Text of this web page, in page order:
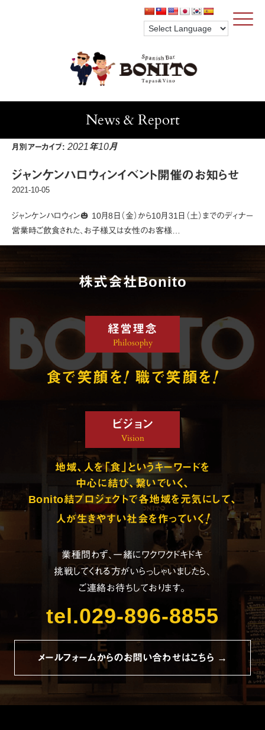
Click
News & Report
月別アーカイブ: 2021年10月
ジャンケンハロウィンイベント開催のお知らせ
2021-10-05
ジャンケンハロウィン🎃 10月8日（金）から10月31日（土）までのディナー
営業時ご飲食された、お子様又は女性のお客様…
株式会社Bonito
経営理念
Philosophy
食で笑顔を! 職で笑顔を!
ビジョン
Vision
地域、人を「食」というキーワードを
中心に結び、繋いでいく、
Bonito結プロジェクトで各地域を元気にして、
人が生きやすい社会を作っていく!
業種問わず、一緒にワクワクドキドキ
挑戦してくれる方がいらっしゃいましたら、
ご連絡お待ちしております。
tel.029-896-8855
メールフォームからのお問い合わせはこちら →